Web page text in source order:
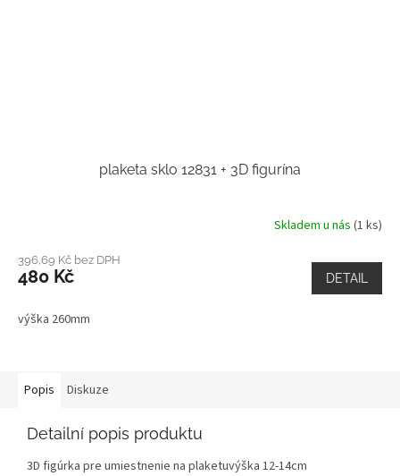
plaketa sklo 12831 + 3D figurína
Skladem u nás (1 ks)
396,69 Kč bez DPH
480 Kč DETAIL
výška 260mm
Popis Diskuze
Detailní popis produktu
3D figúrka pre umiestnenie na plaketuvýška 12-14cm